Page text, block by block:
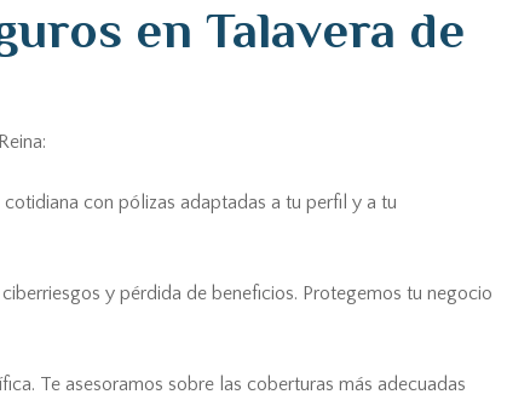
en Talavera de
con pólizas adaptadas a tu perfil y a tu
y pérdida de beneficios. Protegemos tu negocio
Te asesoramos sobre las coberturas más adecuadas